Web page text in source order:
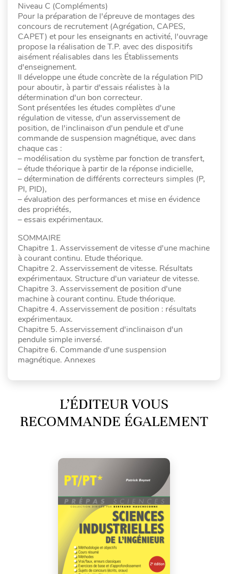
Niveau C (Compléments)
Pour la préparation de l'épreuve de montages des
concours de recrutement (Agrégation, CAPES,
CAPET) et pour les enseignants en activité, l'ouvrage
propose la réalisation de T.P. avec des dispositifs
aisément réalisables dans les Établissements
d'enseignement.
Il développe une étude concrète de la régulation PID
pour aboutir, à partir d'essais réalistes à la
détermination d'un bon correcteur.
Sont présentées les études complètes d'une
régulation de vitesse, d'un asservissement de
position, de l'inclinaison d'un pendule et d'une
commande de suspension magnétique, avec dans
chaque cas :
– modélisation du système par fonction de transfert,
– étude théorique à partir de la réponse indicielle,
– détermination de différents correcteurs simples (P,
PI, PID),
– évaluation des performances et mise en évidence
des propriétés,
– essais expérimentaux.
SOMMAIRE
Chapitre 1. Asservissement de vitesse d'une machine
à courant continu. Etude théorique.
Chapitre 2. Asservissement de vitesse. Résultats
expérimentaux. Structure d'un variateur de vitesse.
Chapitre 3. Asservissement de position d'une
machine à courant continu. Etude théorique.
Chapitre 4. Asservissement de position : résultats
expérimentaux.
Chapitre 5. Asservissement d'inclinaison d'un
pendule simple inversé.
Chapitre 6. Commande d'une suspension
magnétique. Annexes
L’ÉDITEUR VOUS
RECOMMANDE ÉGALEMENT